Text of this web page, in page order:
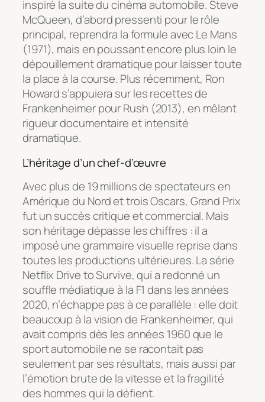
inspiré la suite du cinéma automobile. Steve
McQueen, d’abord pressenti pour le rôle
principal, reprendra la formule avecLe Mans
(1971), mais en poussant encore plus loin le
dépouillement dramatique pour laisser toute
la place à la course. Plus récemment, Ron
Howard s’appuiera sur les recettes de
Frankenheimer pourRush (2013), en mêlant
rigueur documentaire et intensité
dramatique.
L’héritage d’un chef-d’œuvre
Avec plus de 19 millions de spectateurs en
Amérique du Nord et trois Oscars, Grand Prix
fut un succès critique et commercial. Mais
son héritage dépasse les chiffres : il a
imposé une grammaire visuelle reprise dans
toutes les productions ultérieures. La série
Netflix Drive to Survive, qui a redonné un
souffle médiatique à la F1 dans les années
2020, n’échappe pas à ce parallèle : elle doit
beaucoup à la vision de Frankenheimer, qui
avait compris dès les années 1960 que le
sport automobile ne se racontait pas
seulement par ses résultats, mais aussi par
l’émotion brute de la vitesse et la fragilité
des hommes qui la défient.